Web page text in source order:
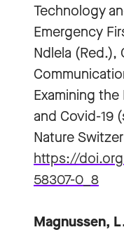
Technology
Emergency
Ndlela (Red.),
Examining
and Covid-19
Nature
https://
58307-0_8
Magnussen,